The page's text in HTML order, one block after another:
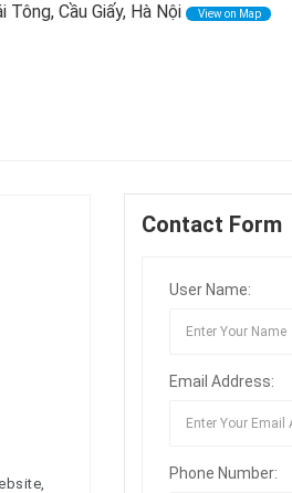
Cầu Giấy, Hà Nội View on Map
Contact Form
User Name:
Email Address:
Phone Number: